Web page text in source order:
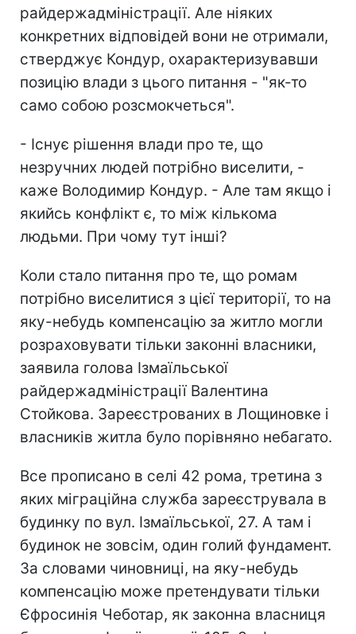
райдержадміністрації. Але ніяких
конкретних відповідей вони не отримали,
стверджує Кондур, охарактеризувавши
позицію влади з цього питання - "як-то
само собою розсмокчеться".
- Існує рішення влади про те, що
незручних людей потрібно виселити, -
каже Володимир Кондур. - Але там якщо і
якийсь конфлікт є, то між кількома
людьми. При чому тут інші?
Коли стало питання про те, що ромам
потрібно виселитися з цієї території, то на
яку-небудь компенсацію за житло могли
розраховувати тільки законні власники,
заявила голова Ізмаїльської
райдержадміністрації Валентина
Стойкова. Зареєстрованих в Лощиновке і
власників житла було порівняно небагато.
Все прописано в селі 42 рома, третина з
яких міграційна служба зареєструвала в
будинку по вул. Ізмаїльської, 27. А там і
будинок не зовсім, один голий фундамент.
За словами чиновниці, на яку-небудь
компенсацію може претендувати тільки
Єфросинія Чеботар, як законна власниця